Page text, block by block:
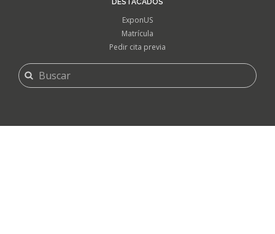
DESTACADOS
ExponUS
Matrícula
Pedir cita previa
FORMULARIO
DE
BÚSQUEDA
Buscar